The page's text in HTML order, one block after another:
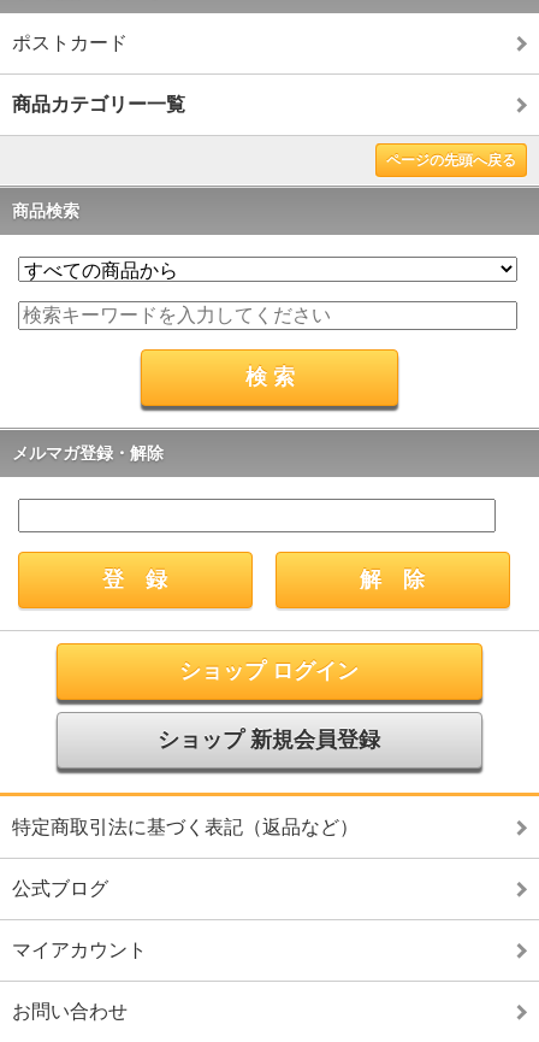
ポストカード
商品カテゴリー一覧
ページの先頭へ戻る
商品検索
メルマガ登録・解除
ショップ ログイン
ショップ 新規会員登録
特定商取引法に基づく表記（返品など）
公式ブログ
マイアカウント
お問い合わせ